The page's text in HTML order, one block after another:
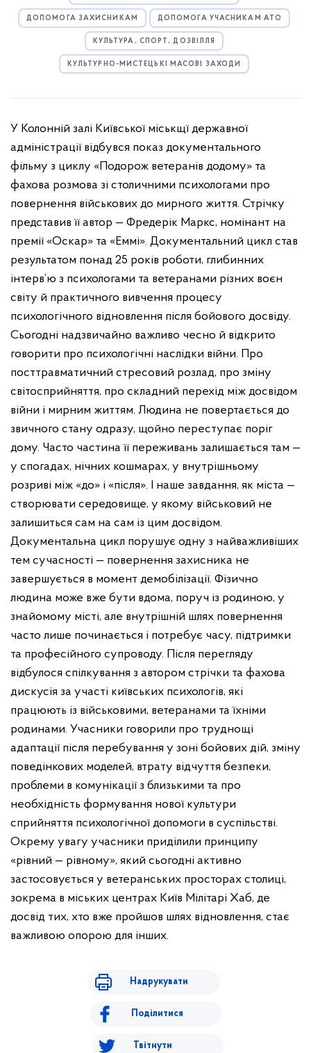
ДОПОМОГА ЗАХИСНИКАМ ДОПОМОГА УЧАСНИКАМ АТО
КУЛЬТУРА, СПОРТ, ДОЗВІЛЛЯ
КУЛЬТУРНО-МИСТЕЦЬКІ МАСОВІ ЗАХОДИ
У Колонній залі Київської міськщї державної
адміністрації відбувся показ документального
фільму з циклу «Подорож ветеранів додому» та
фахова розмова зі столичними психологами про
повернення військових до мирного життя. Стрічку
представив її автор — Фредерік Маркс, номінант на
премії «Оскар» та «Еммі». Документальний цикл став
результатом понад 25 років роботи, глибинних
інтерв’ю з психологами та ветеранами різних воєн
світу й практичного вивчення процесу
психологічного відновлення після бойового досвіду.
Сьогодні надзвичайно важливо чесно й відкрито
говорити про психологічні наслідки війни. Про
посттравматичний стресовий розлад, про зміну
світосприйняття, про складний перехід між досвідом
війни і мирним життям. Людина не повертається до
звичного стану одразу, щойно переступає поріг
дому. Часто частина її переживань залишається там —
у спогадах, нічних кошмарах, у внутрішньому
розриві між «до» і «після». І наше завдання, як міста —
створювати середовище, у якому військовий не
залишиться сам на сам із цим досвідом.
Документальна цикл порушує одну з найважливіших
тем сучасності — повернення захисника не
завершується в момент демобілізації. Фізично
людина може вже бути вдома, поруч із родиною, у
знайомому місті, але внутрішній шлях повернення
часто лише починається і потребує часу, підтримки
та професійного супроводу. Після перегляду
відбулося спілкування з автором стрічки та фахова
дискусія за участі київських психологів, які
працюють із військовими, ветеранами та їхніми
родинами. Учасники говорили про труднощі
адаптації після перебування у зоні бойових дій, зміну
поведінкових моделей, втрату відчуття безпеки,
проблеми в комунікації з близькими та про
необхідність формування нової культури
сприйняття психологічної допомоги в суспільстві.
Окрему увагу учасники приділили принципу
«рівний — рівному», який сьогодні активно
застосовується у ветеранських просторах столиці,
зокрема в міських центрах Київ Мілітарі Хаб, де
досвід тих, хто вже пройшов шлях відновлення, стає
важливою опорою для інших.
Надрукувати
Поділитися
Твітнути